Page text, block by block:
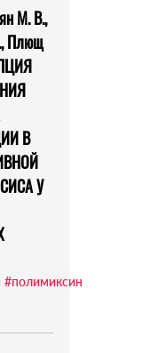
М. В.,
Плющ
В
У
#полимиксин